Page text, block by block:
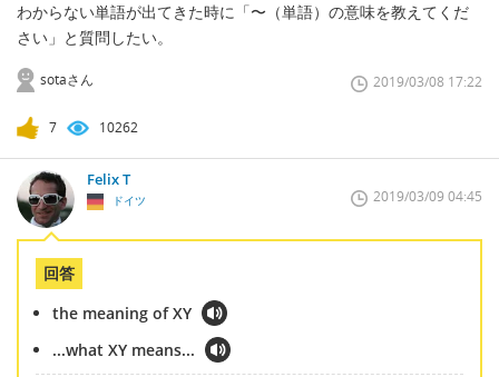
わからない単語が出てきた時に「〜（単語）の意味を教えてくだ
さい」と質問したい。
sotaさん 2019/03/08 17:22
7 10262
Felix T
ドイツ 2019/03/09 04:45
回答
the meaning of XY
...what XY means...